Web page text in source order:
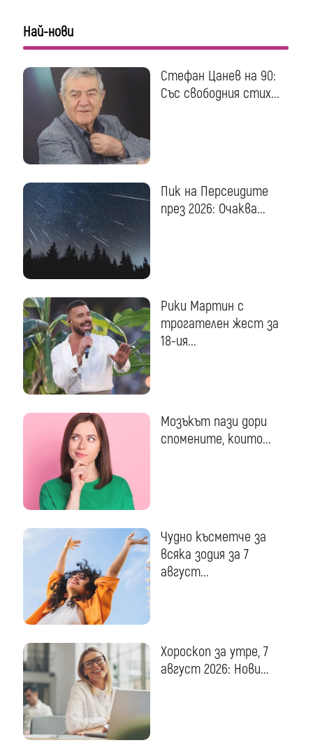
Най-нови
Стефан Цанев на 90:
Със свободния стих...
Пик на Персеидите
през 2026: Очаква...
Рики Мартин с
трогателен жест за
18-ия...
Мозъкът пази дори
спомените, които...
Чудно късметче за
всяка зодия за 7
август...
Хороскоп за утре, 7
август 2026: Нови...